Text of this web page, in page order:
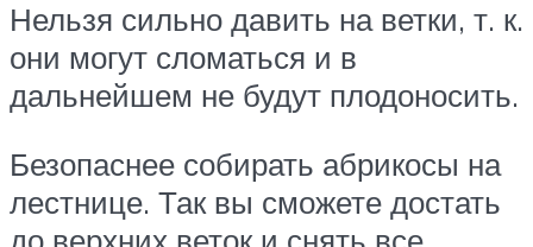
Нельзя сильно давить на ветки, т. к.
они могут сломаться и в
дальнейшем не будут плодоносить.
Безопаснее собирать абрикосы на
лестнице. Так вы сможете достать